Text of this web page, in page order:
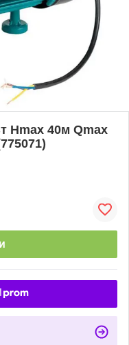
Hmax 40м Qmax